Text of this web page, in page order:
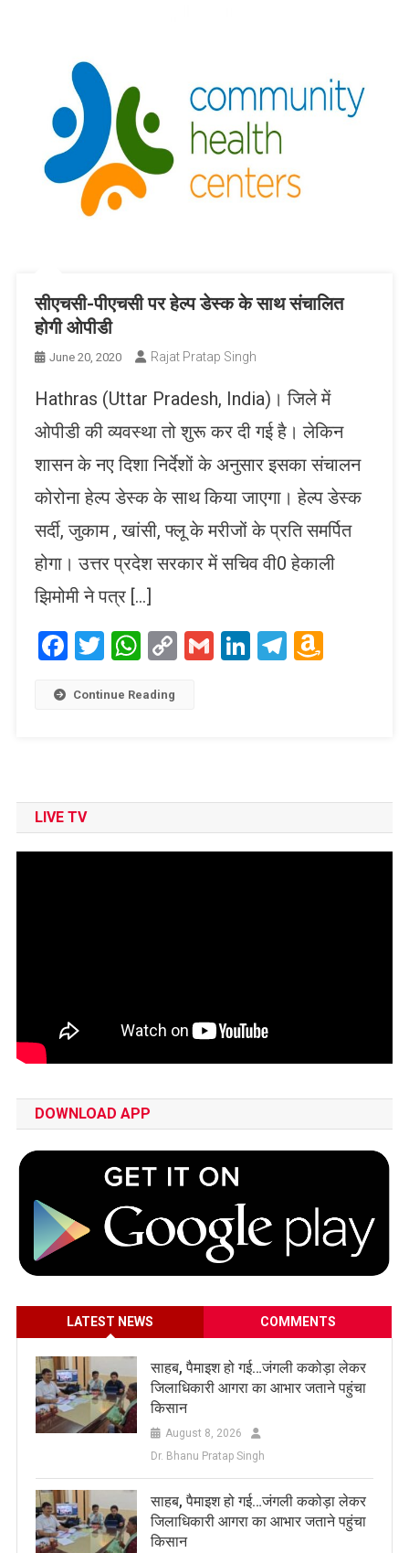
सीएचसी-पीएचसी पर हेल्प डेस्क के साथ संचालित
होगी ओपीडी
June 20, 2020 Rajat Pratap Singh
Hathras (Uttar Pradesh, India)। जिले में
ओपीडी की व्यवस्था तो शुरू कर दी गई है। लेकिन
शासन के नए दिशा निर्देशों के अनुसार इसका संचालन
कोरोना हेल्प डेस्क के साथ किया जाएगा। हेल्प डेस्क
सर्दी, जुकाम , खांसी, फ्लू के मरीजों के प्रति समर्पित
होगा। उत्तर प्रदेश सरकार में सचिव वी0 हेकाली
झिमोमी ने पत्र […]
Facebook
TwitterWhatsApp
CopyGmailLinkedIn
Telegram
Continue Reading
LIVE TV
DOWNLOAD APP
LATEST NEWS COMMENTS
साहब, पैमाइश हो गई…जंगली ककोड़ा लेकर
जिलाधिकारी आगरा का आभार जताने पहुंचा
किसान
August 8, 2026
Dr. Bhanu Pratap Singh
साहब, पैमाइश हो गई…जंगली ककोड़ा लेकर
जिलाधिकारी आगरा का आभार जताने पहुंचा
किसान